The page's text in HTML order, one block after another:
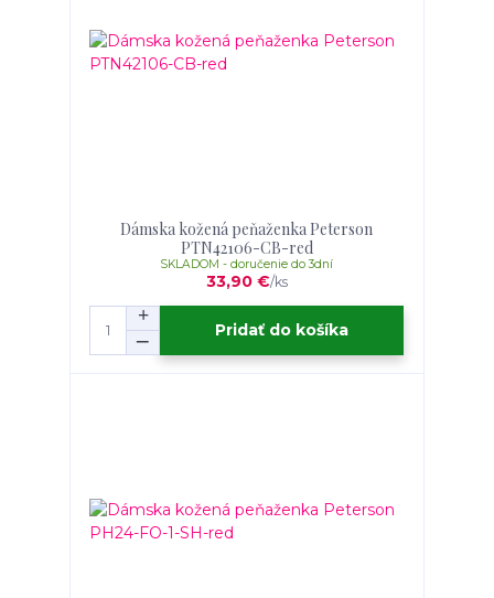
Dámska kožená peňaženka Peterson
PTN42106-CB-red
33,90 €/ks
SKLADOM - doručenie do 3dní
Pridať do košíka